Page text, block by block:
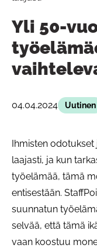
Yli 50-
04.04.2024 Uutinen
Ihmisten
laajasti, ja kun
työelämää, tämä
entisestään.
suunnatun
selvää, että tämä
vaan koostuu